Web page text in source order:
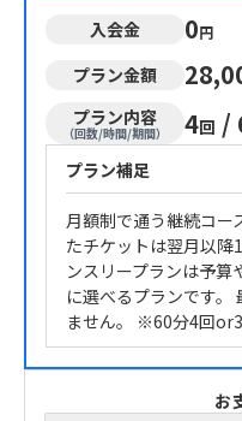
入会金 0円
プラン金額
プラン内容
（回数/時間/期間） 4回 /
プラン補足
月額制で通う継続コー
たチケットは翌月以降
ンスリープランは予算
に選べるプランです。
ません。 ※60分4回
お